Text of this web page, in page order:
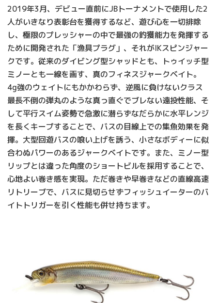
2019年3月、デビュー直前にJBトーナメントで使用した2
人がいきなり表彰台を獲得するなど、遊び心を一切排除
し、極限のプレッシャーの中で最強の釣獲能力を発揮する
ために開発された「漁具プラグ」、それがIKスピンジャー
クです。従来のダイビング型シャッドとも、トゥイッチ型
ミノーとも一線を画す、真のフィネスジャークベイト。
4g強のウェイトにもかかわらず、逆風に負けないクラス
最長不倒の弾丸のような真っ直ぐでブレない遠投性能、そ
して平行スイム姿勢で急激に潜らずなだらかに水平レンジ
を長くキープすることで、バスの目線上での集魚効果を発
揮。大型回遊バスの喰い上げを誘う、小さなボディーに似
合わぬパワーのあるジャークベイトです。また、ミノー型
リップとは違った角度のショートビルを採用することで、
心地よい巻き感を実現。ただ巻きや早巻きなどの直線高速
リトリーブで、バスに見切らせずフィッシュイーターのバ
イトトリガーを引く性能も併せ持ちます。